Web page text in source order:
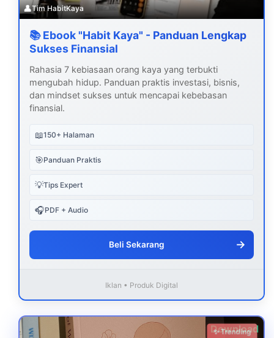
👤Tim HabitKaya
📚 Ebook "Habit Kaya" - Panduan Lengkap
Sukses Finansial
Rahasia 7 kebiasaan orang kaya yang terbukti
mengubah hidup. Panduan praktis investasi, bisnis,
dan mindset sukses untuk mencapai kebebasan
finansial.
📖150+ Halaman
🎯Panduan Praktis
💡Tips Expert
🎧PDF + Audio
Beli Sekarang →
Iklan • Produk Digital
Download
✨ Trending